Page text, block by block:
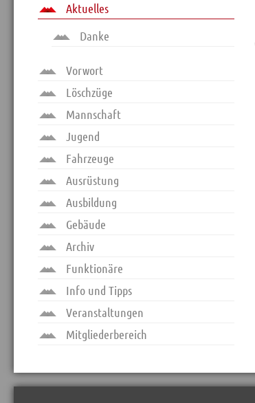
RSS News
Links
Datenschutz
Aktuelles
Danke
Vorwort
Löschzüge
Mannschaft
Jugend
Fahrzeuge
Ausrüstung
Ausbildung
Gebäude
Archiv
Funktionäre
Info und Tipps
Veranstaltungen
Mitgliederbereich